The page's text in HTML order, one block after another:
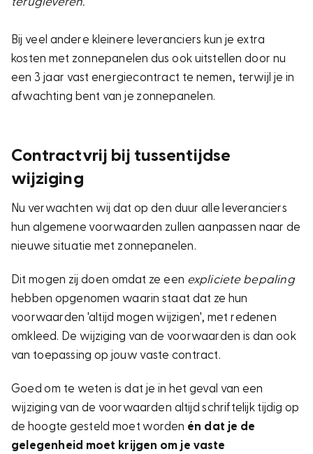
Bij veel andere kleinere leveranciers kun je extra
kosten met zonnepanelen dus ook uitstellen door nu
een 3 jaar vast energiecontract te nemen, terwijl je in
afwachting bent van je zonnepanelen.
Contractvrij bij tussentijdse
wijziging
Nu verwachten wij dat op den duur alle leveranciers
hun algemene voorwaarden zullen aanpassen naar de
nieuwe situatie met zonnepanelen.
Dit mogen zij doen omdat ze een expliciete bepaling
hebben opgenomen waarin staat dat ze hun
voorwaarden 'altijd mogen wijzigen', met redenen
omkleed. De wijziging van de voorwaarden is dan ook
van toepassing op jouw vaste contract.
Goed om te weten is dat je in het geval van een
wijziging van de voorwaarden altijd schriftelijk tijdig op
de hoogte gesteld moet worden én dat je de
gelegenheid moet krijgen om je vaste